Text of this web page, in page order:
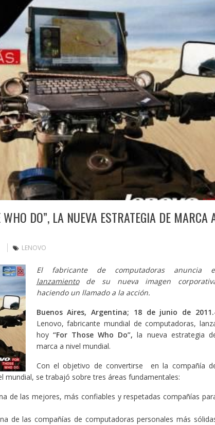
DO”, LA NUEVA ESTRATEGIA DE MARCA
LENOVO
El fabricante de computadoras anuncia
lanzamiento
de su nueva imagen
haciendo un llamado a la acción.
Buenos Aires, Argentina; 18 de junio de
Lenovo, fabricante mundial de computadoras,
hoy “For Those Who Do”, la nueva estrategia
marca a nivel mundial.
Con el objetivo de convertirse en la compañía
mundial, se trabajó sobre tres áreas fundamentales:
de las mejores, más confiables y respetadas compañías
de las compañías de computadoras personales más